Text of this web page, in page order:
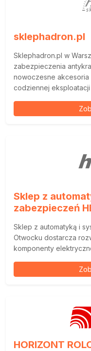
sklephadron.pl
Sklephadron.pl w
zabezpieczenia
nowoczesne
codziennej eksploatacji
Sklep z
zabezpieczeń
Sklep z automatyką i
Otwocku dostarcza
komponenty
HORIZONT